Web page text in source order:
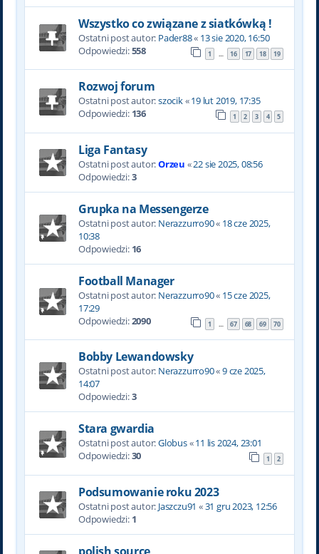
Wszystko co związane z siatkówką !
Ostatni post autor: Pader88« 13 sie 2020, 16:50
Odpowiedzi:558 1 … 16 17 18 19
Rozwoj forum
Ostatni post autor:szocik«19 lut 2019, 17:35
Odpowiedzi: 136 1 2 3 4 5
Liga Fantasy
Ostatni post autor:Orzeu «22 sie 2025, 08:56
Odpowiedzi:3
Grupka na Messengerze
Ostatni post autor: Nerazzurro90« 18 cze 2025,
10:38
Odpowiedzi: 16
Football Manager
Ostatni post autor: Nerazzurro90« 15 cze 2025,
17:29
Odpowiedzi:2090 1 … 67 68 69 70
Bobby Lewandowsky
Ostatni post autor: Nerazzurro90«9 cze 2025,
14:07
Odpowiedzi:3
Stara gwardia
Ostatni post autor:Globus«11 lis 2024, 23:01
Odpowiedzi:30 1 2
Podsumowanie roku 2023
Ostatni post autor: Jaszczu91 «31 gru 2023, 12:56
Odpowiedzi: 1